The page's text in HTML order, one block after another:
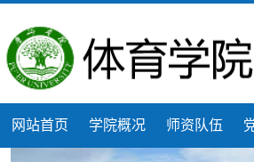
网站首页 学院概况 师资队伍